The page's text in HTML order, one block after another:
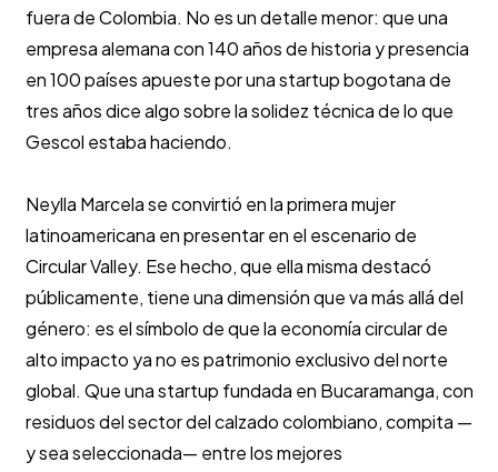
fuera de Colombia. No es un detalle menor: que una
empresa alemana con 140 años de historia y presencia
en 100 países apueste por una startup bogotana de
tres años dice algo sobre la solidez técnica de lo que
Gescol estaba haciendo.
Neylla Marcela se convirtió en la primera mujer
latinoamericana en presentar en el escenario de
Circular Valley. Ese hecho, que ella misma destacó
públicamente, tiene una dimensión que va más allá del
género: es el símbolo de que la economía circular de
alto impacto ya no es patrimonio exclusivo del norte
global. Que una startup fundada en Bucaramanga, con
residuos del sector del calzado colombiano, compita —
y sea seleccionada— entre los mejores